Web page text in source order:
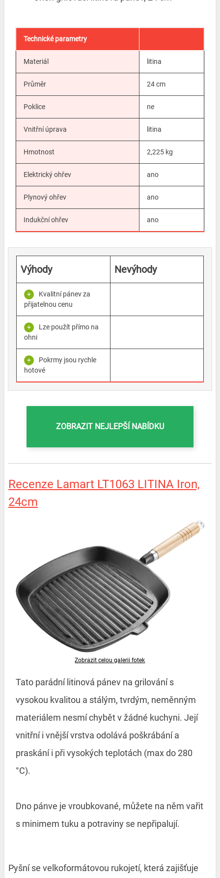
Technické parametry
Materiál litina
Průměr 24 cm
Poklice ne
Vnitřní úprava litina
Hmotnost 2,225 kg
Elektrický ohřev ano
Plynový ohřev ano
Indukční ohřev ano
Výhody Nevýhody
Kvalitní pánev za
přijatelnou cenu
Lze použít přímo na
ohni
Pokrmy jsou rychle
hotové
ZOBRAZIT NEJLEPŠÍ NABÍDKU
Recenze Lamart LT1063 LITINA Iron,
24cm
Zobrazit celou galerii fotek
Tato parádní litinová pánev na grilování s
vysokou kvalitou a stálým, tvrdým, neměnným
materiálem nesmí chybět v žádné kuchyni. Její
vnitřní i vnější vrstva odolává poškrábání a
praskání i při vysokých teplotách (max do 280
°C).
Dno pánve je vroubkované, můžete na něm vařit
s minimem tuku a potraviny se nepřipalují.
Pyšní se velkoformátovou rukojetí, která zajišťuje